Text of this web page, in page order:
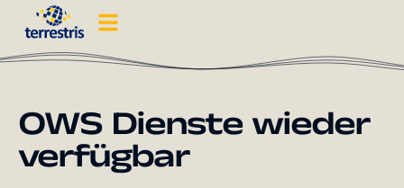
OWS Dienste wieder
verfügbar